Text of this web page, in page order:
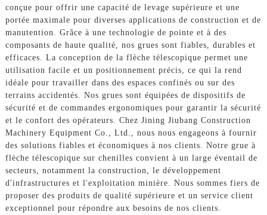
conçue pour offrir une capacité de levage supérieure et une
portée maximale pour diverses applications de construction et de
manutention. Grâce à une technologie de pointe et à des
composants de haute qualité, nos grues sont fiables, durables et
efficaces. La conception de la flèche télescopique permet une
utilisation facile et un positionnement précis, ce qui la rend
idéale pour travailler dans des espaces confinés ou sur des
terrains accidentés. Nos grues sont équipées de dispositifs de
sécurité et de commandes ergonomiques pour garantir la sécurité
et le confort des opérateurs. Chez Jining Jiubang Construction
Machinery Equipment Co., Ltd., nous nous engageons à fournir
des solutions fiables et économiques à nos clients. Notre grue à
flèche télescopique sur chenilles convient à un large éventail de
secteurs, notamment la construction, le développement
d'infrastructures et l'exploitation minière. Nous sommes fiers de
proposer des produits de qualité supérieure et un service client
exceptionnel pour répondre aux besoins de nos clients.